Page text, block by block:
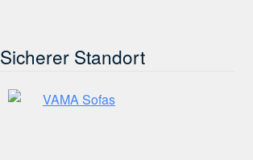
Sicherer Standort